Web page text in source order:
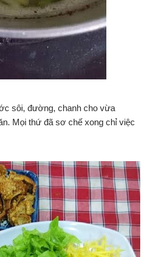
sôi, đường, chanh cho vừa
Mọi thứ đã sơ chế xong chỉ việc